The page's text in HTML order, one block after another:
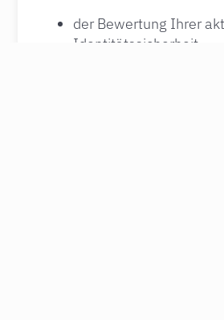
der Bewertung Ihrer
Identitätssicherheit